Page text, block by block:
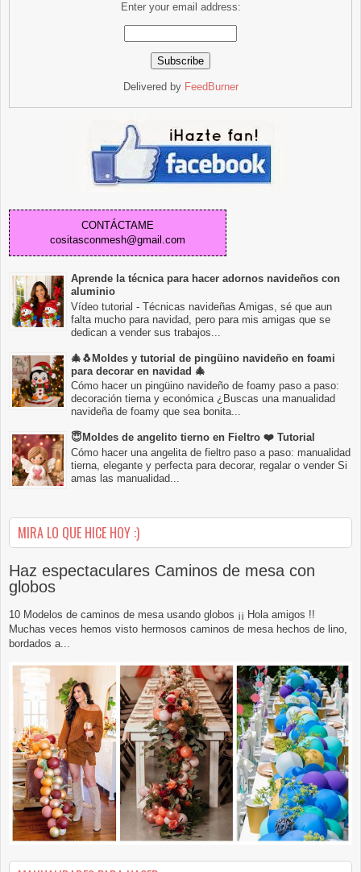
Enter your email address:
Delivered by FeedBurner
CONTÁCTAME
cositasconmesh@gmail.com
Aprende la técnica para hacer adornos navideños con
aluminio
Vídeo tutorial - Técnicas navideñas Amigas, sé que aun
falta mucho para navidad, pero para mis amigas que se
dedican a vender sus trabajos...
🎄🐧Moldes y tutorial de pingüino navideño en foami
para decorar en navidad 🎄
Cómo hacer un pingüino navideño de foamy paso a paso:
decoración tierna y económica ¿Buscas una manualidad
navideña de foamy que sea bonita...
😇Moldes de angelito tierno en Fieltro ❤️ Tutorial
Cómo hacer una angelita de fieltro paso a paso: manualidad
tierna, elegante y perfecta para decorar, regalar o vender Si
amas las manualidad...
MIRA LO QUE HICE HOY :)
Haz espectaculares Caminos de mesa con
globos
10 Modelos de caminos de mesa usando globos ¡¡ Hola amigos !!
Muchas veces hemos visto hermosos caminos de mesa hechos de lino,
bordados a...